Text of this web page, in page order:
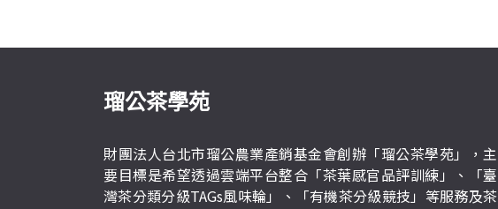
瑠公茶學苑
財團法人台北市瑠公農業產銷基金會創辦「瑠公茶學苑」，主
要目標是希望透過雲端平台整合「茶葉感官品評訓練」、「臺
灣茶分類分級TAGs風味輪」、「有機茶分級競技」等服務及茶